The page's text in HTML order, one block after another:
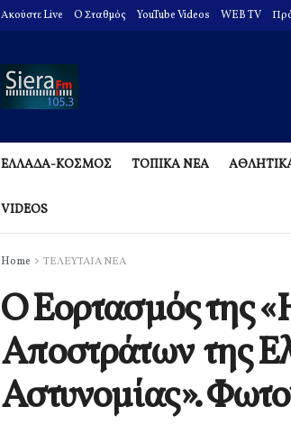
Ακούστε Live O Σταθμός YouTube Videos WEB TV
ΕΛΛΑΔΑ-ΚΟΣΜΟΣ ΤΟΠΙΚΑ ΝΕΑ
VIDEOS
Home ΤΕΛΕΥΤΑΙΑ ΝΕΑ
Ο Εορτασμός της
Αποστράτων της
Αστυνομίας».